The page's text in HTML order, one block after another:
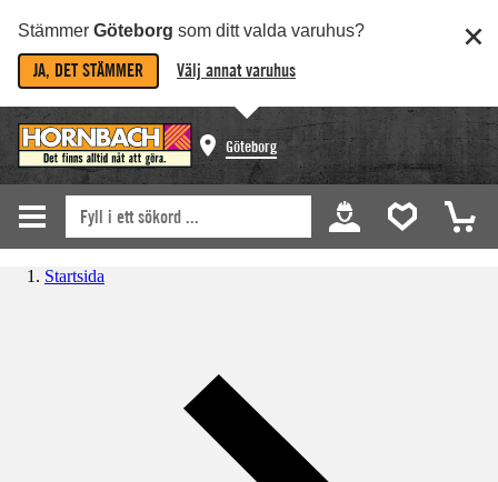
Stämmer Göteborg som ditt valda varuhus?
JA, DET STÄMMER Välj annat varuhus
Göteborg
Startsida